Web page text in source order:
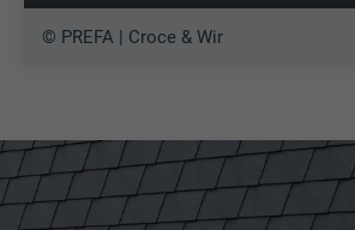
© PREFA | Croce & Wir